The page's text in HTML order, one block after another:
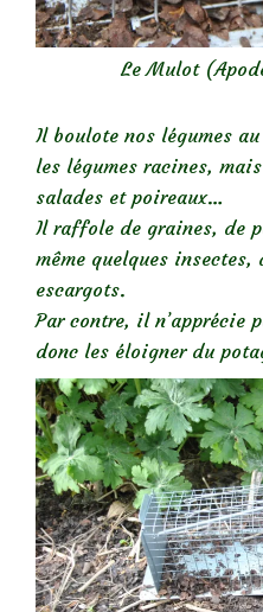
Le Mulot
Il boulote nos légumes
les légumes racines,
salades et poireaux…
Il raffole de graines, de
même quelques
escargots.
Par contre, il n’apprécie
donc les éloigner du